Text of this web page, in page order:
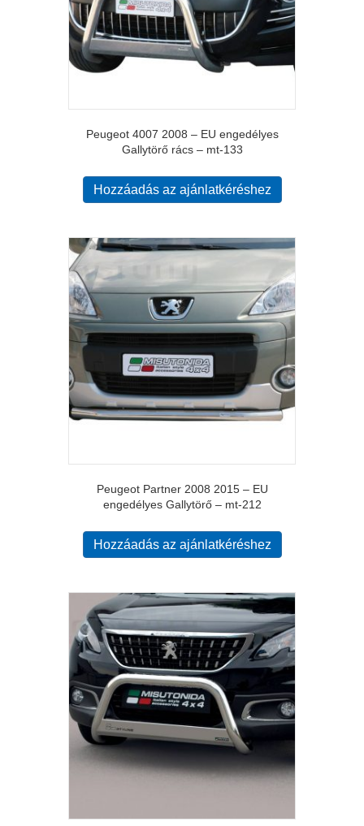
Peugeot 4007 2008 – EU engedélyes
Gallytörő rács – mt-133
Hozzáadás az ajánlatkéréshez
Peugeot Partner 2008 2015 – EU
engedélyes Gallytörő – mt-212
Hozzáadás az ajánlatkéréshez